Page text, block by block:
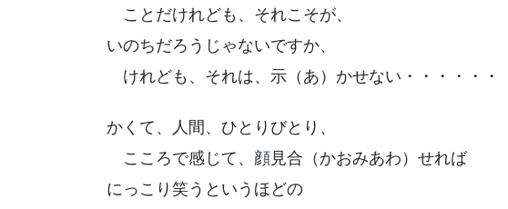
ことだけれども、それこそが、
いのちだろうじゃないですか、
けれども、それは、示（あ）かせない・・・・・・
かくて、人間、ひとりびとり、
こころで感じて、顔見合（かおみあわ）せれば
にっこり笑うというほどの